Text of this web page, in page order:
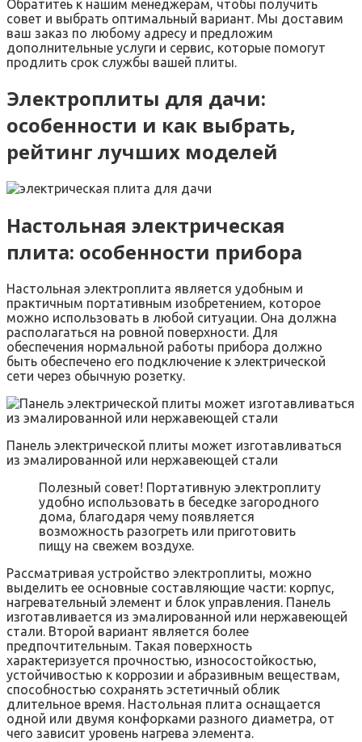
Обратитеь к нашим менеджерам, чтобы получить
совет и выбрать оптимальный вариант. Мы доставим
ваш заказ по любому адресу и предложим
дополнительные услуги и сервис, которые помогут
продлить срок службы вашей плиты.
Электроплиты для дачи:
особенности и как выбрать,
рейтинг лучших моделей
Настольная электрическая
плита: особенности прибора
Настольная электроплита является удобным и
практичным портативным изобретением, которое
можно использовать в любой ситуации. Она должна
располагаться на ровной поверхности. Для
обеспечения нормальной работы прибора должно
быть обеспечено его подключение к электрической
сети через обычную розетку.
Панель электрической плиты может изготавливаться
из эмалированной или нержавеющей стали
Полезный совет! Портативную электроплиту
удобно использовать в беседке загородного
дома, благодаря чему появляется
возможность разогреть или приготовить
пищу на свежем воздухе.
Рассматривая устройство электроплиты, можно
выделить ее основные составляющие части: корпус,
нагревательный элемент и блок управления. Панель
изготавливается из эмалированной или нержавеющей
стали. Второй вариант является более
предпочтительным. Такая поверхность
характеризуется прочностью, износостойкостью,
устойчивостью к коррозии и абразивным веществам,
способностью сохранять эстетичный облик
длительное время. Настольная плита оснащается
одной или двумя конфорками разного диаметра, от
чего зависит уровень нагрева элемента.